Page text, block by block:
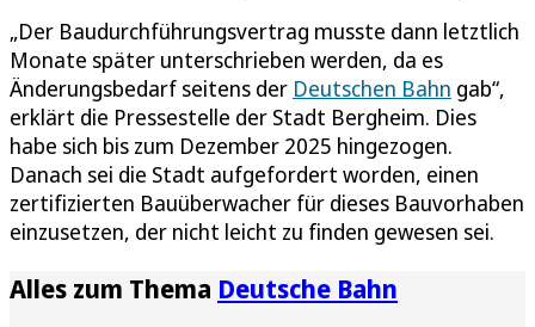
„Der Baudurchführungsvertrag musste dann letztlich
Monate später unterschrieben werden, da es
Änderungsbedarf seitens der Deutschen Bahn gab“,
erklärt die Pressestelle der Stadt Bergheim. Dies
habe sich bis zum Dezember 2025 hingezogen.
Danach sei die Stadt aufgefordert worden, einen
zertifizierten Bauüberwacher für dieses Bauvorhaben
einzusetzen, der nicht leicht zu finden gewesen sei.
Alles zum Thema Deutsche Bahn